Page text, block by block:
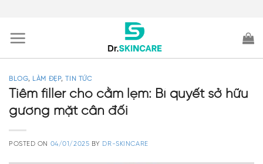
content
BLOG, LÀM ĐẸP,TIN TỨC
Tiêm filler cho cằm lẹm: Bí quyết sở hữu
gương mặt cân đối
POSTED ON 04/01/2025 BY DR-SKINCARE